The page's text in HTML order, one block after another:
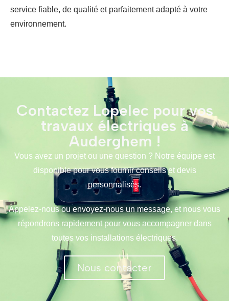
service fiable, de qualité et parfaitement adapté à votre
environnement.
Contactez Lopelec pour vos
travaux électriques à
Auderghem !
Vous avez un projet ou une question ? Notre équipe est
disponible pour vous fournir conseils et devis
personnalisés.
Appelez-nous ou envoyez-nous un message, et nous vous
répondrons rapidement pour vous accompagner dans
toutes vos installations électriques.
Nous contacter